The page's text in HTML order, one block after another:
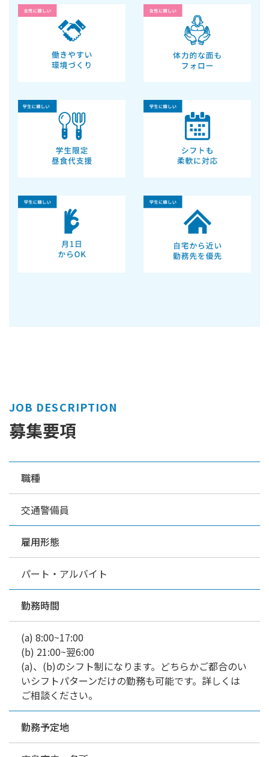
JOB DESCRIPTION
募集要項
職種
交通警備員
雇用形態
パート・アルバイト
勤務時間
(a) 8:00~17:00
(b) 21:00~翌6:00
(a)、(b)のシフト制になります。どちらかご都合のい
いシフトパターンだけの勤務も可能です。詳しくは
ご相談ください。
勤務予定地